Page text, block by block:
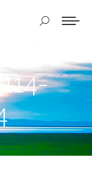
Buscar: